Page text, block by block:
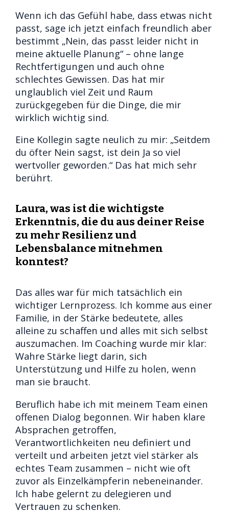
Wenn ich das Gefühl habe, dass etwas nicht
passt, sage ich jetzt einfach freundlich aber
bestimmt „Nein, das passt leider nicht in
meine aktuelle Planung“ – ohne lange
Rechtfertigungen und auch ohne
schlechtes Gewissen. Das hat mir
unglaublich viel Zeit und Raum
zurückgegeben für die Dinge, die mir
wirklich wichtig sind.
Eine Kollegin sagte neulich zu mir: „Seitdem
du öfter Nein sagst, ist dein Ja so viel
wertvoller geworden.“ Das hat mich sehr
berührt.
Laura, was ist die wichtigste
Erkenntnis, die du aus deiner Reise
zu mehr Resilienz und
Lebensbalance mitnehmen
konntest?
Das alles war für mich tatsächlich ein
wichtiger Lernprozess. Ich komme aus einer
Familie, in der Stärke bedeutete, alles
alleine zu schaffen und alles mit sich selbst
auszumachen. Im Coaching wurde mir klar:
Wahre Stärke liegt darin, sich
Unterstützung und Hilfe zu holen, wenn
man sie braucht.
Beruflich habe ich mit meinem Team einen
offenen Dialog begonnen. Wir haben klare
Absprachen getroffen,
Verantwortlichkeiten neu definiert und
verteilt und arbeiten jetzt viel stärker als
echtes Team zusammen – nicht wie oft
zuvor als Einzelkämpferin nebeneinander.
Ich habe gelernt zu delegieren und
Vertrauen zu schenken.